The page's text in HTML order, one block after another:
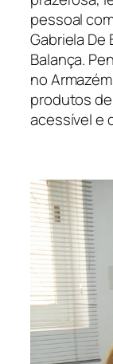
pessoal
Gabriela De
Balança.
no
produtos
acessível e